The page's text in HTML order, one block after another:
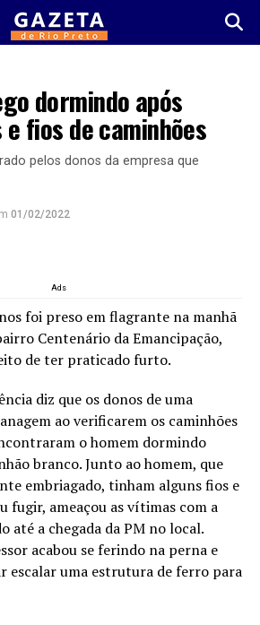
dormindo após
fios de caminhões
pelos donos da empresa que
01/02/2022
Ads
foi preso em flagrante na manhã
Centenário da Emancipação,
de ter praticado furto.
diz que os donos de uma
ao verificarem os caminhões
o homem dormindo
branco. Junto ao homem, que
embriagado, tinham alguns fios e
fugir, ameaçou as vítimas com a
até a chegada da PM no local.
acabou se ferindo na perna e
escalar uma estrutura de ferro para